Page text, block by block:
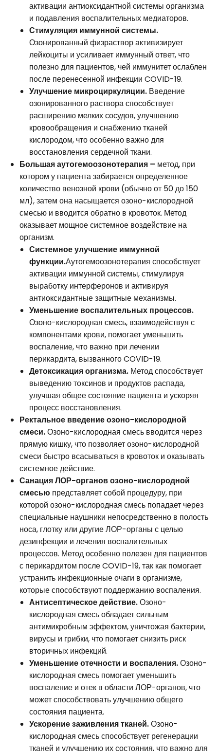
активации антиоксидантной системы организма
и подавления воспалительных медиаторов.
Стимуляция иммунной системы.
Озонированный физраствор активизирует
лейкоциты и усиливает иммунный ответ, что
полезно для пациентов, чей иммунитет ослаблен
после перенесенной инфекции COVID-19.
Улучшение микроциркуляции. Введение
озонированного раствора способствует
расширению мелких сосудов, улучшению
кровообращения и снабжению тканей
кислородом, что особенно важно для
восстановления сердечной ткани.
Большая аутогемоозонотерапия – метод, при
котором у пациента забирается определенное
количество венозной крови (обычно от 50 до 150
мл), затем она насыщается озоно-кислородной
смесью и вводится обратно в кровоток. Метод
оказывает мощное системное воздействие на
организм.
Системное улучшение иммунной
функции.Аутогемоозонотерапия способствует
активации иммунной системы, стимулируя
выработку интерферонов и активируя
антиоксидантные защитные механизмы.
Уменьшение воспалительных процессов.
Озоно-кислородная смесь, взаимодействуя с
компонентами крови, помогает уменьшить
воспаление, что важно при лечении
перикардита, вызванного COVID-19.
Детоксикация организма. Метод способствует
выведению токсинов и продуктов распада,
улучшая общее состояние пациента и ускоряя
процесс восстановления.
Ректальное введение озоно-кислородной
смеси.Озоно-кислородная смесь вводится через
прямую кишку, что позволяет озоно-кислородной
смеси быстро всасываться в кровоток и оказывать
системное действие.
Санация ЛОР-органов озоно-кислородной
смесью представляет собой процедуру, при
которой озоно-кислородная смесь попадает через
специальные наушники непосредственно в полость
носа, глотку или другие ЛОР-органы с целью
дезинфекции и лечения воспалительных
процессов. Метод особенно полезен для пациентов
с перикардитом после COVID-19, так как помогает
устранить инфекционные очаги в организме,
которые способствуют поддержанию воспаления.
Антисептическое действие.Озоно-
кислородная смесь обладает сильным
антимикробным эффектом, уничтожая бактерии,
вирусы и грибки, что помогает снизить риск
вторичных инфекций.
Уменьшение отечности и воспаления.Озоно-
кислородная смесь помогает уменьшить
воспаление и отек в области ЛОР-органов, что
может способствовать улучшению общего
состояния пациента.
Ускорение заживления тканей.Озоно-
кислородная смесь способствует регенерации
тканей и улучшению их состояния, что важно для